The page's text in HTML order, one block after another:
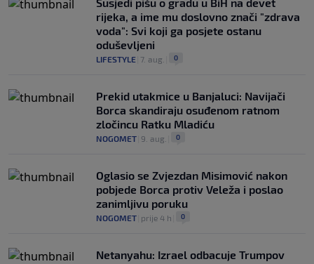
Susjedi pišu o gradu u BiH na devet
rijeka, a ime mu doslovno znači "zdrava
voda": Svi koji ga posjete ostanu
oduševljeni
LIFESTYLE 7. aug. 0
Prekid utakmice u Banjaluci: Navijači
Borca skandiraju osuđenom ratnom
zločincu Ratku Mladiću
NOGOMET 9. aug. 0
Oglasio se Zvjezdan Misimović nakon
pobjede Borca protiv Veleža i poslao
zanimljivu poruku
NOGOMET prije 4 h 0
Netanyahu: Izrael odbacuje Trumpov